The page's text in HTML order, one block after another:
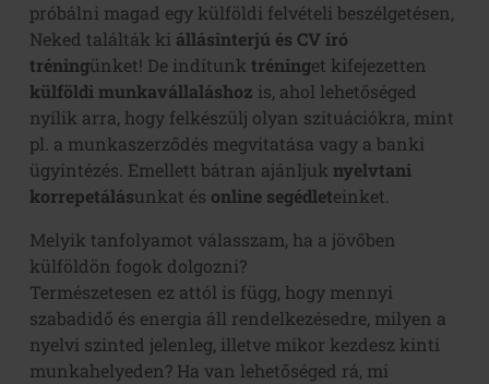
próbálni magad egy külföldi felvételi beszélgetésen,
Neked találták ki állásinterjú és CV író
tréningünket! De indítunk tréninget kifejezetten
külföldi munkavállaláshoz is, ahol lehetőséged
nyílik arra, hogy felkészülj olyan szituációkra, mint
pl. a munkaszerződés megvitatása vagy a banki
ügyintézés. Emellett bátran ajánljuk nyelvtani
korrepetálásunkat és online segédleteinket.
Melyik tanfolyamot válasszam, ha a jövőben
külföldön fogok dolgozni?
Természetesen ez attól is függ, hogy mennyi
szabadidő és energia áll rendelkezésedre, milyen a
nyelvi szinted jelenleg, illetve mikor kezdesz kinti
munkahelyeden? Ha van lehetőséged rá, mi